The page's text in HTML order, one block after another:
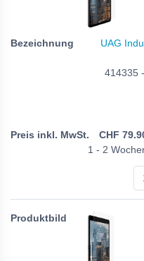
UAG
414335
CHF
1 - 2